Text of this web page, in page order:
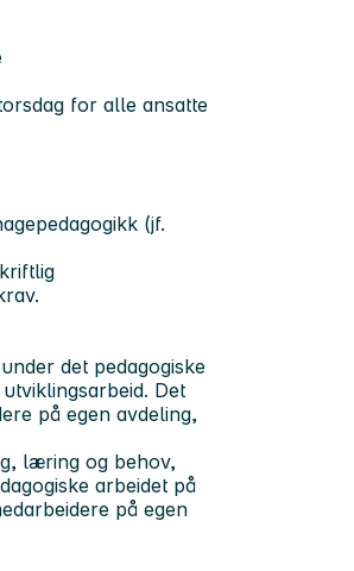
for alle ansatte
(jf.
det pedagogiske
Det
på egen avdeling,
læring og behov,
arbeidet på
på egen